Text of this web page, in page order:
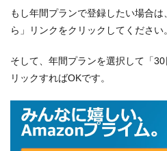
もし年間プランで登録したい場合
ら」リンクをクリックしてください。
そして、年間プランを選択して「
リックすればOKです。